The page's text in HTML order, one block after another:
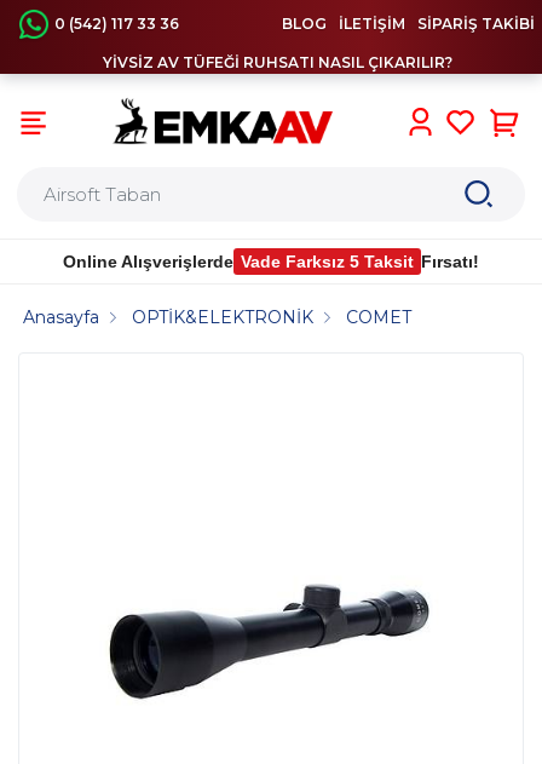
0 (542) 117 33 36 BLOG İLETİŞİM SİPARİŞ TAKİBİ
YİVSİZ AV TÜFEĞİ RUHSATI NASIL ÇIKARILIR?
Online Alışverişlerde Vade Farksız 5 Taksit Fırsatı!
Anasayfa OPTİK&ELEKTRONİK COMET